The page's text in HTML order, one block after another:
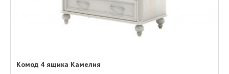
Комод 4 ящика Камелия